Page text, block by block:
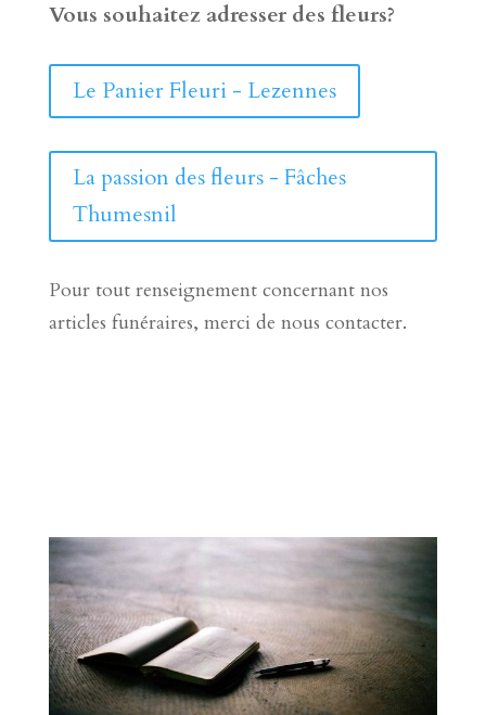
Vous souhaitez adresser des fleurs?
Le Panier Fleuri - Lezennes
La passion des fleurs - Fâches
Thumesnil
Pour tout renseignement concernant nos
articles funéraires, merci de nous contacter.